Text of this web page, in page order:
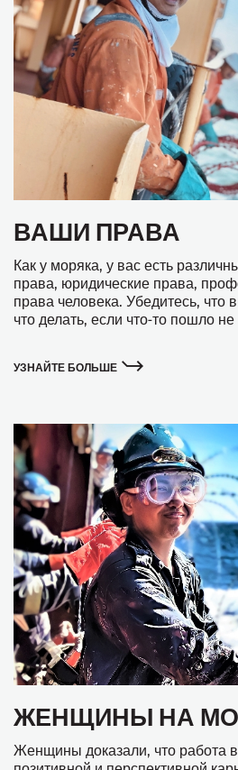
ВАШИ ПРАВА
Как у моряка, у вас есть
права, юридические права,
права человека. Убедитесь, что
что делать, если что-то пошло не
УЗНАЙТЕ БОЛЬШЕ
ЖЕНЩИНЫ НА
Женщины доказали, что работа